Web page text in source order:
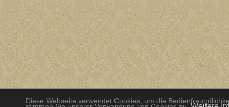
Diese Webseite verwendet Cookies, um die